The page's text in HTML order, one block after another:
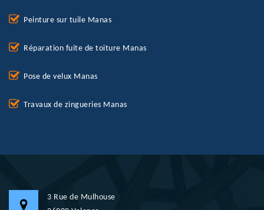
Peinture sur tuile Manas
Réparation fuite de toiture Manas
Pose de velux Manas
Travaux de zingueries Manas
3 Rue de Mulhouse